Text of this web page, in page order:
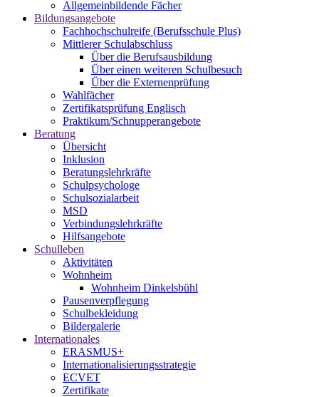
Allgemeinbildende Fächer
Bildungsangebote
Fachhochschulreife (Berufsschule Plus)
Mittlerer Schulabschluss
Über die Berufsausbildung
Über einen weiteren Schulbesuch
Über die Externenprüfung
Wahlfächer
Zertifikatsprüfung Englisch
Praktikum/Schnupperangebote
Beratung
Übersicht
Inklusion
Beratungslehrkräfte
Schulpsychologe
Schulsozialarbeit
MSD
Verbindungslehrkräfte
Hilfsangebote
Schulleben
Aktivitäten
Wohnheim
Wohnheim Dinkelsbühl
Pausenverpflegung
Schulbekleidung
Bildergalerie
Internationales
ERASMUS+
Internationalisierungsstrategie
ECVET
Zertifikate